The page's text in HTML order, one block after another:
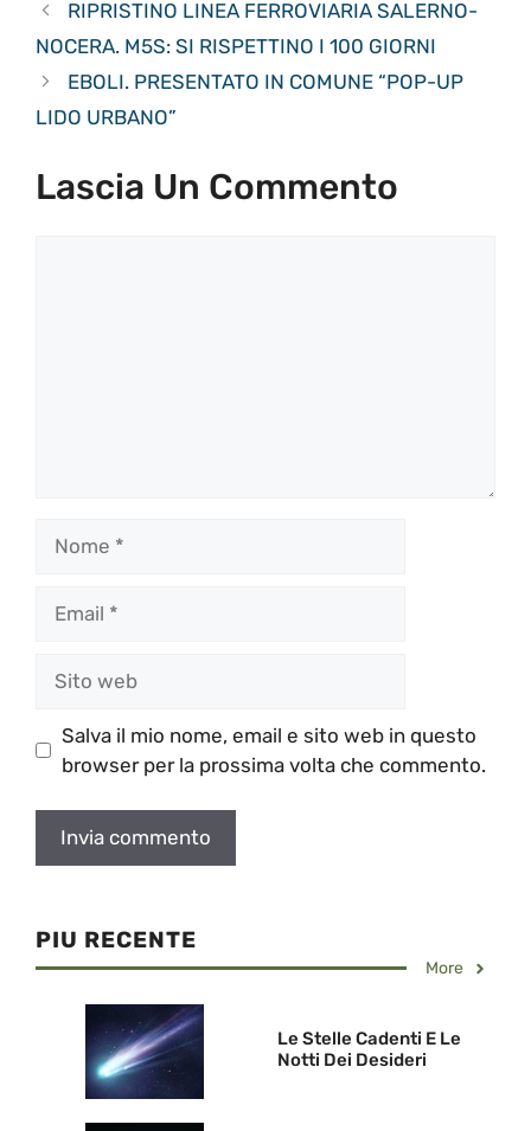
RIPRISTINO LINEA FERROVIARIA SALERNO-
NOCERA. M5S: SI RISPETTINO I 100 GIORNI
EBOLI. PRESENTATO IN COMUNE “POP-UP
LIDO URBANO”
Lascia Un Commento
web
Salva il mio nome, email e sito web in questo
browser per la prossima volta che commento.
PIU RECENTE
More
Le Stelle Cadenti E Le
Notti Dei Desideri